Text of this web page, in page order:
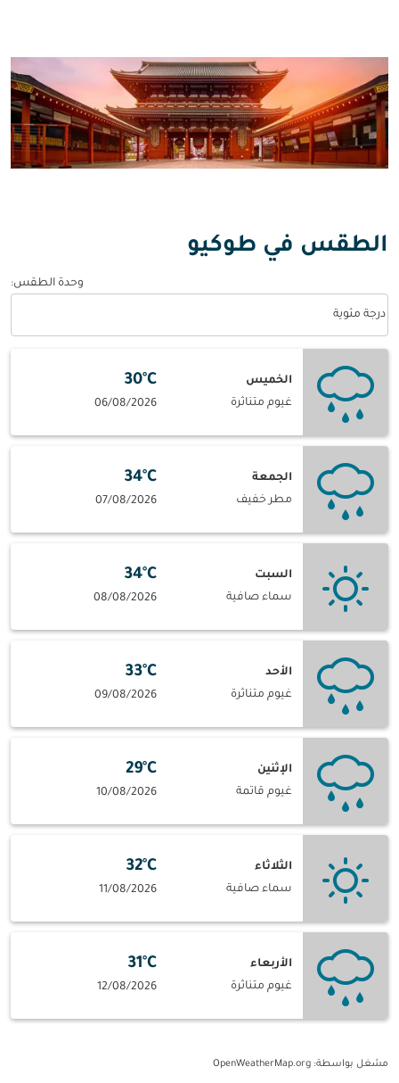
الطقس في طوكيو
وحدة الطقس:
درجة مئوية
الخميس
غيوم متناثرة
30°C
06/08/2026
الجمعة
مطر خفيف
34°C
07/08/2026
السبت
سماء صافية
34°C
08/08/2026
الأحد
غيوم متناثرة
33°C
09/08/2026
الإثنين
غيوم قاتمة
29°C
10/08/2026
الثلاثاء
سماء صافية
32°C
11/08/2026
الأربعاء
غيوم متناثرة
31°C
12/08/2026
مشغل بواسطة: OpenWeatherMap.org